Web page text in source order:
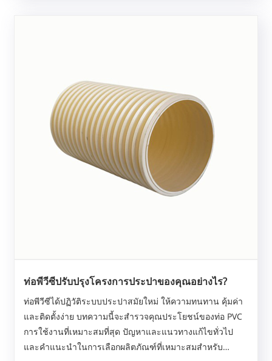
ท่อพีวีซีปรับปรุงโครงการประปาของคุณอย่างไร?
ท่อพีวีซีได้ปฏิวัติระบบประปาสมัยใหม่ ให้ความทนทาน คุ้มค่า
และติดตั้งง่าย บทความนี้จะสำรวจคุณประโยชน์ของท่อ PVC
การใช้งานที่เหมาะสมที่สุด ปัญหาและแนวทางแก้ไขทั่วไป
และคำแนะนำในการเลือกผลิตภัณฑ์ที่เหมาะสมสำหรับ